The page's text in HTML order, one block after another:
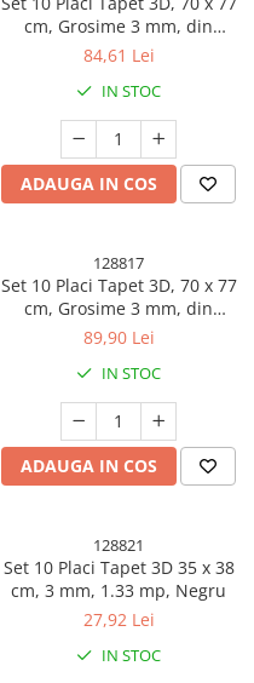
cm, Grosime 3 mm, din
Polietilena, Tip Caramida,
acoperita 5.3 mp, Roz
84,61 Lei
IN STOC
ADAUGA IN COS
128817
Set 10 Placi Tapet 3D, 70 x 77
cm, Grosime 3 mm, din
Polietilena, Model Caramida,
Caramida Colorata
89,90 Lei
IN STOC
ADAUGA IN COS
128821
Set 10 Placi Tapet 3D 35 x 38
cm, 3 mm, 1.33 mp, Negru
27,92 Lei
IN STOC